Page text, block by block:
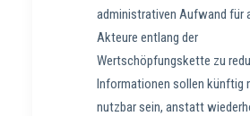
administrativen Aufwand für
Akteure entlang der
Wertschöpfungskette zu
Informationen sollen künftig
nutzbar sein, anstatt